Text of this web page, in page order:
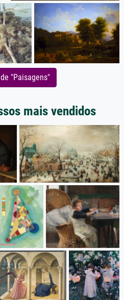
"Paisagens"
mais vendidos